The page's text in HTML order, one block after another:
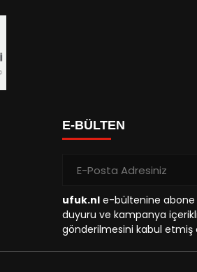
E-BÜLTEN
ufuk.nl e-bültenine abone
duyuru ve kampanya
gönderilmesini kabul etmiş